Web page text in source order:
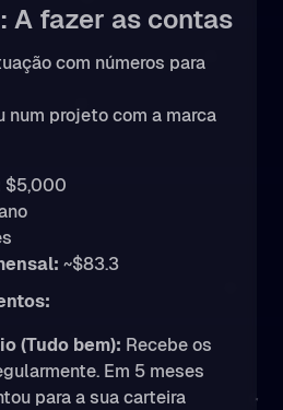
A fazer as contas
com números para
num projeto com a marca
$5,000
~$83.3
(Tudo bem): Recebe os
Em 5 meses
para a sua carteira